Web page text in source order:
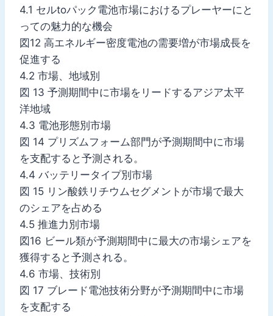
4.1 セルtoパック電池市場におけるプレーヤーにと
っての魅力的な機会
図12 高エネルギー密度電池の需要増が市場成長を
促進する
4.2 市場、地域別
図 13 予測期間中に市場をリードするアジア太平
洋地域
4.3 電池形態別市場
図 14 プリズムフォーム部門が予測期間中に市場
を支配すると予測される。
4.4 バッテリータイプ別市場
図 15 リン酸鉄リチウムセグメントが市場で最大
のシェアを占める
4.5 推進力別市場
図16 ビール類が予測期間中に最大の市場シェアを
獲得すると予測される。
4.6 市場、技術別
図 17 ブレード電池技術分野が予測期間中に市場
を支配する